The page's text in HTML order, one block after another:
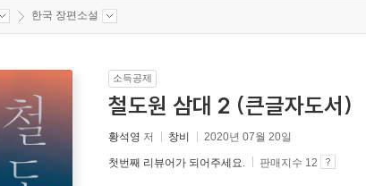
한국 장편소설
소득공제
철도원 삼대 2 (큰글자도서)
황석영 저 창비 2020년 07월 20일
첫번째 리뷰어가 되어주세요. 판매지수 12